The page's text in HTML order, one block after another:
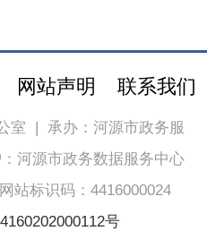
网站声明 联系我们
室 | 承办：河源市政务服
河源市政务数据服务中心
网站标识码：4416000024
号